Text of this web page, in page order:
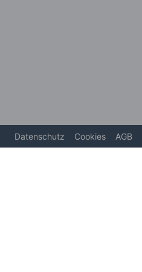
Datenschutz Cookies AGB